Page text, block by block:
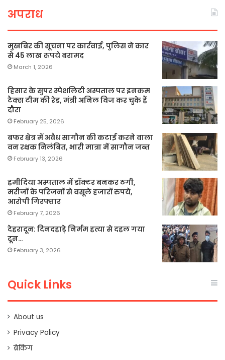
अपराध
मुखबिर की सूचना पर कार्रवाई, पुलिस ने कार
से 45 लाख रुपये बरामद
March 1, 2026
हिसार के सुपर स्पेशलिटी अस्पताल पर इनकम
टैक्स टीम की रेड, मंत्री अनिल विज कर चुके हैं
दौरा
February 25, 2026
बफर क्षेत्र में अवैध सागौन की कटाई करने वाला
वन रक्षक निलंबित, भारी मात्रा में सागौन जब्त
February 13, 2026
हमीदिया अस्पताल में डॉक्टर बनकर ठगी,
मरीजों के परिजनों से वसूले हजारों रुपये,
आरोपी गिरफ्तार
February 7, 2026
देहरादून: दिनदहाड़े निर्मम हत्या से दहल गया
दून…
February 3, 2026
Quick Links
About us
Privacy Policy
ब्रेकिंग